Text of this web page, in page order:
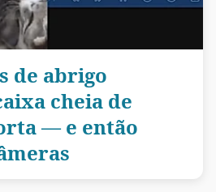
de abrigo
cheia de
— e então